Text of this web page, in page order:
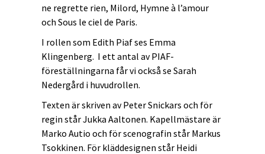
ne regrette rien, Milord, Hymne à l’amour
och Sous le ciel de Paris.
I rollen som Edith Piaf ses Emma
Klingenberg. I ett antal av PIAF-
föreställningarna får vi också se Sarah
Nedergård i huvudrollen.
Texten är skriven av Peter Snickars och för
regin står Jukka Aaltonen. Kapellmästare är
Marko Autio och för scenografin står Markus
Tsokkinen. För kläddesignen står Heidi